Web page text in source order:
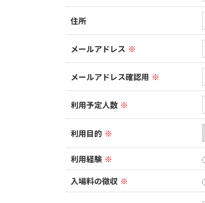
住所
メールアドレス ※
メールアドレス確認用 ※
利用予定人数 ※
利用目的 ※
利用経験 ※
入場料の徴収 ※